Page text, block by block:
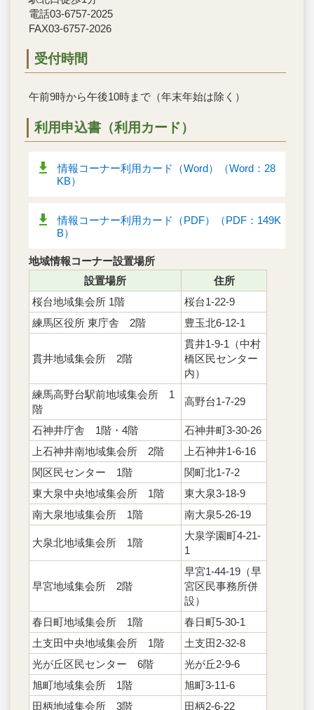
電話03-6757-2025
FAX03-6757-2026
受付時間
午前9時から午後10時まで（年末年始は除く）
利用申込書（利用カード）
情報コーナー利用カード（Word）（Word：28
KB）
情報コーナー利用カード（PDF）（PDF：149K
B）
地域情報コーナー設置場所
設置場所
住所
桜台地域集会所 1階
桜台1-22-9
練馬区役所 東庁舎 2階
豊玉北6-12-1
貫井地域集会所 2階
貫井1-9-1（中村
橋区民センター
内）
練馬高野台駅前地域集会所 1
階
高野台1-7-29
石神井庁舎 1階・4階
石神井町3-30-26
上石神井南地域集会所 2階
上石神井1-6-16
関区民センター 1階
関町北1-7-2
東大泉中央地域集会所 1階
東大泉3-18-9
南大泉地域集会所 1階
南大泉5-26-19
大泉北地域集会所 1階
大泉学園町4-21-
1
早宮地域集会所 2階
早宮1-44-19（早
宮区民事務所併
設）
春日町地域集会所 1階
春日町5-30-1
土支田中央地域集会所 1階
土支田2-32-8
光が丘区民センター 6階
光が丘2-9-6
旭町地域集会所 1階
旭町3-11-6
田柄地域集会所 3階
田柄2-6-22